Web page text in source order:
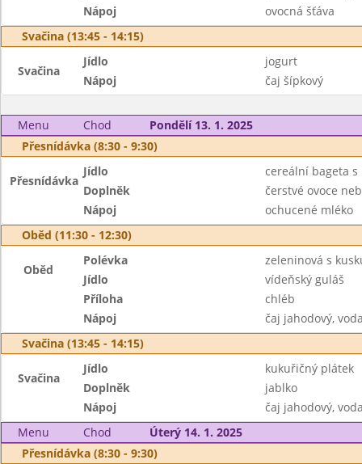
Nápoj
ovocná šťáva
Svačina (13:45 - 14:15)
Svačina
Jídlo
jogurt
Nápoj
čaj šípkový
Menu Chod
Pondělí 13. 1. 2025
Přesnídávka (8:30 - 9:30)
Přesnídávka
Jídlo
cereální bageta s
Doplněk
čerstvé ovoce
Nápoj
ochucené mléko
Oběd (11:30 - 12:30)
Oběd
Polévka
zeleninová s
Jídlo
vídeňský guláš
Příloha
chléb
Nápoj
čaj jahodový,
Svačina (13:45 - 14:15)
Svačina
Jídlo
kukuřičný plátek
Doplněk
jablko
Nápoj
čaj jahodový,
Menu
Chod
Úterý 14. 1. 2025
Přesnídávka (8:30 - 9:30)